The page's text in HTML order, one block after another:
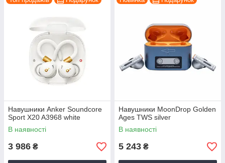
Навушники Anker Soundcore
Sport X20 A3968 white
В наявності
3 986 ₴
Навушники MoonDrop Golden
Ages TWS silver
В наявності
5 243 ₴